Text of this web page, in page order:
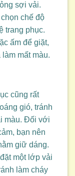
sợi vải.
chế độ
trang phục.
ấm để giặt,
mất màu.
cũng rất
gió, tránh
màu. Đối với
bạn nên
giữ dáng.
một lớp vải
làm cháy